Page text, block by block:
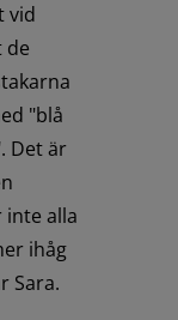
vid
de
"blå
Det är
inte alla
ihåg
Sara.